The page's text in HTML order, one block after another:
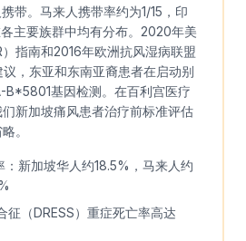
带。马来人携带率约为1/15，印
主要族群中均有分布。2020年美
指南和2016年欧洲抗风湿病联盟
议，东亚和东南亚裔患者在启动别
B*5801基因检测。在百利宫医疗
新加坡痛风患者治疗前标准评估
。
新加坡华人约18.5%，马来人约
征（DRESS）重症死亡率高达